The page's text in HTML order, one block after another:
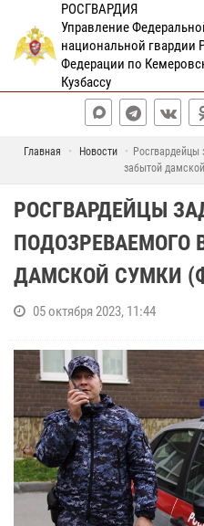
РОСГВАРДИЯ
Управление
национальной гвардии
Федерации по
Кузбассу
Главная Новости
Росгвардейцы
забытой
РОСГВАРДЕЙЦЫ
ПОДОЗРЕВАЕМОГО
ДАМСКОЙ СУМКИ
05 октября 2023, 11:44